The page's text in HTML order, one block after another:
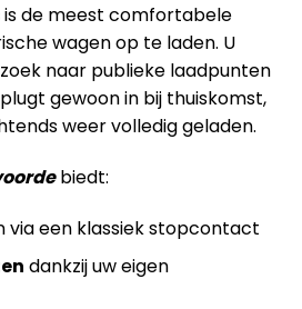
is de meest comfortabele
wagen op te laden. U
naar publieke laadpunten
gewoon in bij thuiskomst,
weer volledig geladen.
biedt:
via een klassiek stopcontact
dankzij uw eigen